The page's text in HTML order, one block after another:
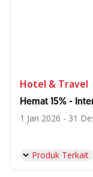
Hotel & Travel
Hemat 15% -
1 Jan 2026 - 31
Produk Terkait